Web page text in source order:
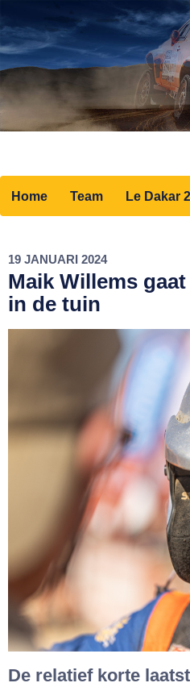
Home Team Le Dakar
19 JANUARI 2024
Maik Willems
in de tuin
De relatief korte